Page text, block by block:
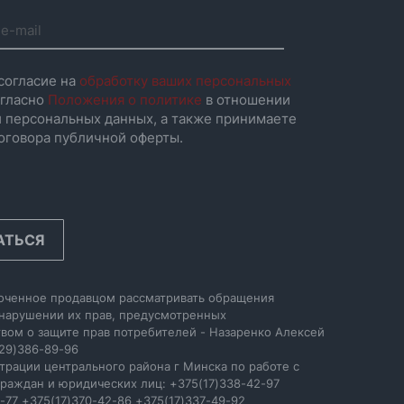
на обработку ваших персональных
Положения о политике в отношении
персональных данных, а также принимаете
публичной оферты.
продавцом рассматривать обращения
их прав, предусмотренных
о защите прав потребителей - Назаренко Алексей
89-96
центрального района г Минска по работе с
и юридических лиц: +375(17)338-42-97
77 +375(17)370-42-86 +375(17)337-49-92